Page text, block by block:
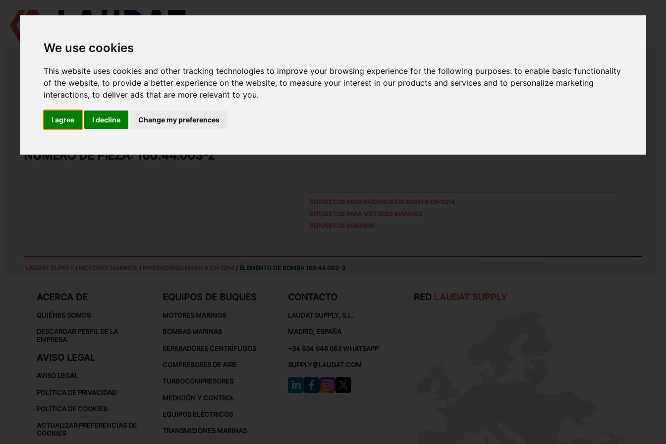
We use cookies
This website uses cookies and other tracking technologies to improve your browsing experience for the following purposes:to enable basic functionality
of the website,to provide a better experience on the website,to measure your interest in our products and services and to personalize marketing
interactions,to deliver ads that are more relevant to you.
I agree I decline Change my preferences
LAUDAT SUPPLY
6 CH 12/14
CATEGORIA DE BOMBA COMBUSTIBLE
NÚMERO DE PIEZA: 160.44.003-2
REPUESTOS PARA PIVDENDIESELMASH 6 CH 12/14
REPUESTOS PARA MOTORES MARINOS
REPUESTOS MARINOS
LAUDAT SUPPLY/ MOTORES MARINOS / PIVDENDIESELMASH 6 CH 12/14/ ELEMENTO DE BOMBA 160.44.003-2
ACERCA DE
QUIÉNES SOMOS
DESCARGAR PERFIL DE LA
EMPRESA
AVISO LEGAL
AVISO LEGAL
POLÍTICA DE PRIVACIDAD
POLÍTICA DE COOKIES
ACTUALIZAR PREFERENCIAS DE
COOKIES
EQUIPOS DE BUQUES
MOTORES MARINOS
BOMBAS MARINAS
SEPARADORES CENTRÍFUGOS
COMPRESORES DE AIRE
TURBOCOMPRESORES
MEDICIÓN Y CONTROL
EQUIPOS ELÉCTRICOS
TRANSMISIONES MARINAS
CONTACTO
LAUDAT SUPPLY, S.L.
MADRID, ESPAÑA
+34 634 646 663 WHATSAPP
SUPPLY@LAUDAT.COM
RED LAUDAT SUPPLY